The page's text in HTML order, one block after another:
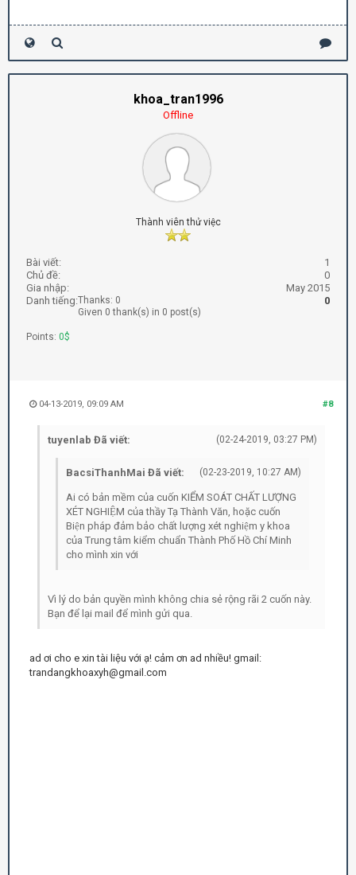
khoa_tran1996
Offline
Thành viên thử việc
Bài viết:
1
Chủ đề:
0
Gia nhập:
May 2015
Danh tiếng:
0
Thanks: 0
Given 0 thank(s) in 0 post(s)
Points: 0$
#8
04-13-2019, 09:09 AM
(02-24-2019, 03:27 PM)
tuyenlab Đã viết:
(02-23-2019, 10:27 AM)
BacsiThanhMai Đã viết:
Ai có bản mềm của cuốn KIỂM SOÁT CHẤT LƯỢNG
XÉT NGHIỆM của thầy Tạ Thành Văn, hoặc cuốn
Biện pháp đảm bảo chất lượng xét nghiệm y khoa
của Trung tâm kiểm chuẩn Thành Phố Hồ Chí Minh
cho mình xin với
Vì lý do bản quyền mình không chia sẻ rộng rãi 2 cuốn này.
Bạn để lại mail để mình gửi qua.
ad ơi cho e xin tài liệu với ạ! cảm ơn ad nhiều! gmail:
trandangkhoaxyh@gmail.com